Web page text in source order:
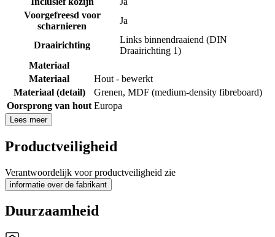
Voorgefreesd voor
scharnieren
Ja
Draairichting
Links binnendraaiend (DIN
Draairichting 1)
Materiaal
Materiaal
Hout - bewerkt
Materiaal (detail)
Grenen, MDF (medium-density fibreboard)
Oorsprong van hout Europa
Lees meer
Productveiligheid
Verantwoordelijk voor productveiligheid zie
informatie over de fabrikant
Duurzaamheid